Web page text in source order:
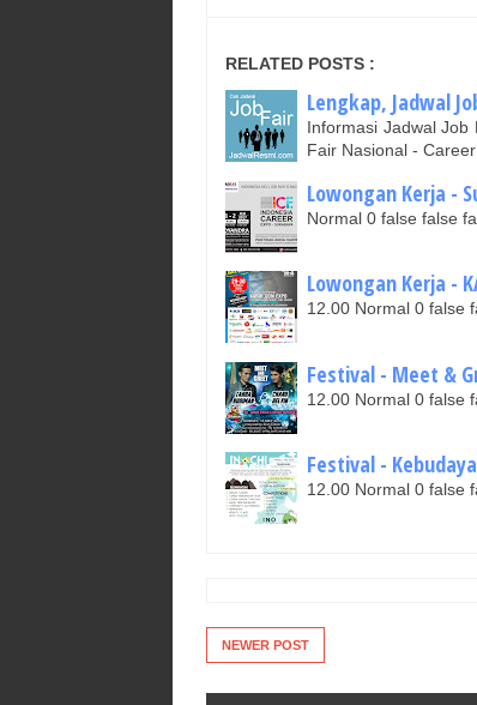
RELATED POSTS :
Lengkap, Jadwal
Informasi Jadwal
Fair Nasional -
Lowongan Kerja -
Normal 0 false false
Lowongan Kerja -
12.00 Normal 0 false
Festival - Meet &
12.00 Normal 0 false
Festival -
12.00 Normal 0 false
NEWER POST